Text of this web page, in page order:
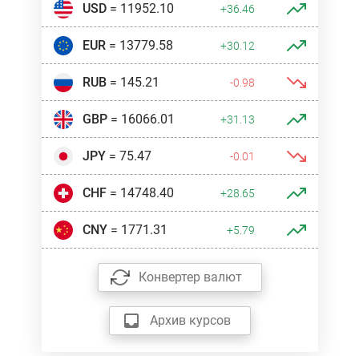
USD= 11952.10 +36.46
EUR= 13779.58 +30.12
RUB= 145.21 -0.98
GBP= 16066.01 +31.13
JPY= 75.47 -0.01
CHF= 14748.40 +28.65
CNY= 1771.31 +5.79
Конвертер валют
Архив курсов